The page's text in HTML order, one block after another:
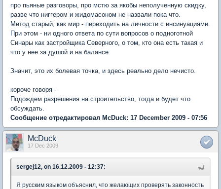
про пьяные разговоры, про мстю за якобы неполученную скидку,
разве что ниггером и жидомасоном не назвали пока что.
Метод старый, как мир - переходить на личности с инсинуациями.
При этом - ни одного ответа по сути вопросов о подноготной
Синары как застройщика Северного, о том, кто она есть такая и
что у нее за душой и на балансе.
Значит, это их болевая точка, и здесь реально дело нечисто.
короче говоря -
Подождем разрешения на строительство, тогда и будет что
обсуждать.
Сообщение отредактировал McDuck: 17 December 2009 - 07:56
McDuck
17 Dec 2009
sergej12, on 16.12.2009 - 12:37:
Я русским языком объяснил, что желающих проверять законность